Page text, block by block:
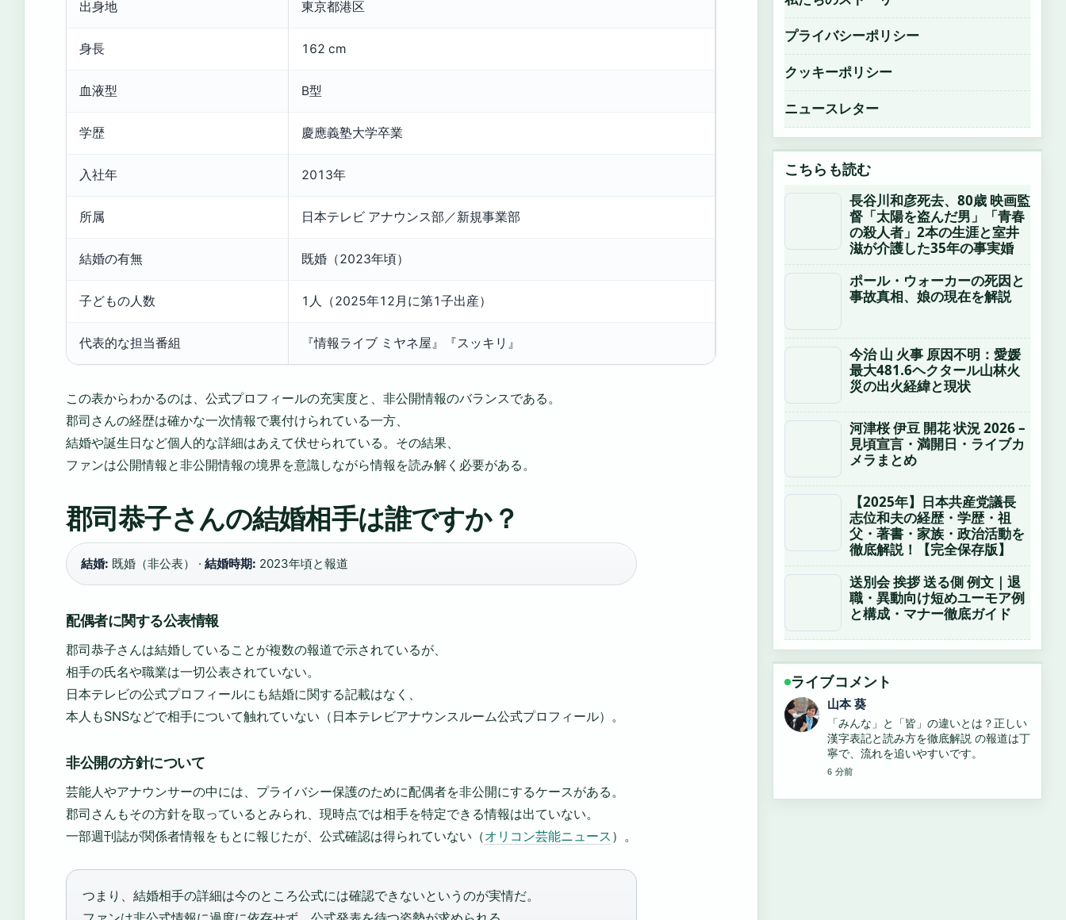
出身地 東京都港区
身長 162 cm
血液型 B型
学歴 慶應義塾大学卒業
入社年 2013年
所属 日本テレビ アナウンス部／新規事業部
結婚の有無 既婚（2023年頃）
子どもの人数 1人（2025年12月に第1子出産）
代表的な担当番組 『情報ライブ ミヤネ屋』『スッキリ』
この表からわかるのは、公式プロフィールの充実度と、非公開情報のバランスである。
郡司さんの経歴は確かな一次情報で裏付けられている一方、
結婚や誕生日など個人的な詳細はあえて伏せられている。その結果、
ファンは公開情報と非公開情報の境界を意識しながら情報を読み解く必要がある。
郡司恭子さんの結婚相手は誰ですか？
結婚: 既婚（非公表） · 結婚時期: 2023年頃と報道
配偶者に関する公表情報
郡司恭子さんは結婚していることが複数の報道で示されているが、
相手の氏名や職業は一切公表されていない。
日本テレビの公式プロフィールにも結婚に関する記載はなく、
本人もSNSなどで相手について触れていない（日本テレビアナウンスルーム公式プロフィール）。
非公開の方針について
芸能人やアナウンサーの中には、プライバシー保護のために配偶者を非公開にするケースがある。
郡司さんもその方針を取っているとみられ、現時点では相手を特定できる情報は出ていない。
一部週刊誌が関係者情報をもとに報じたが、公式確認は得られていない（オリコン芸能ニュース ）。
つまり、結婚相手の詳細は今のところ公式には確認できないというのが実情だ。
プライバシーポリシー
クッキーポリシー
ニュースレター
こちらも読む
長谷川和彦死去、80歳 映画監
督「太陽を盗んだ男」「青春
の殺人者」2本の生涯と室井
滋が介護した35年の事実婚
ポール・ウォーカーの死因と
事故真相、娘の現在を解説
今治 山 火事 原因不明：愛媛
最大481.6ヘクタール山林火
災の出火経緯と現状
河津桜 伊豆 開花 状況 2026 –
見頃宣言・満開日・ライブカ
メラまとめ
【2025年】日本共産党議長
志位和夫の経歴・学歴・祖
父・著書・家族・政治活動を
徹底解説！【完全保存版】
送別会 挨拶 送る側 例文｜退
職・異動向け短めユーモア例
と構成・マナー徹底ガイド
ライブコメント
山本 葵
「みんな」と「皆」の違いとは？正しい
漢字表記と読み方を徹底解説 の報道は丁
寧で、流れを追いやすいです。
6 分前